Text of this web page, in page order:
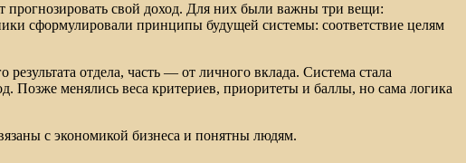
свой доход. Для них были важны три вещи:
сформулировали принципы будущей системы: соответствие целям
отдела, часть — от личного вклада. Система стала
Позже менялись веса критериев, приоритеты и баллы, но сама логика
с экономикой бизнеса и понятны людям.